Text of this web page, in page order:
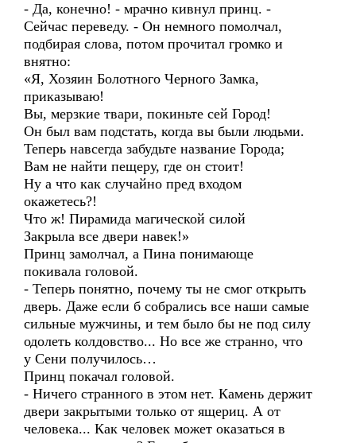
- Да, конечно! - мрачно кивнул принц. -
Сейчас переведу. - Он немного помолчал,
подбирая слова, потом прочитал громко и
внятно:
«Я, Хозяин Болотного Черного Замка,
приказываю!
Вы, мерзкие твари, покиньте сей Город!
Он был вам подстать, когда вы были людьми.
Теперь навсегда забудьте название Города;
Вам не найти пещеру, где он стоит!
Ну а что как случайно пред входом
окажетесь?!
Что ж! Пирамида магической силой
Закрыла все двери навек!»
Принц замолчал, а Пина понимающе
покивала головой.
- Теперь понятно, почему ты не смог открыть
дверь. Даже если б собрались все наши самые
сильные мужчины, и тем было бы не под силу
одолеть колдовство... Но все же странно, что
у Сени получилось…
Принц покачал головой.
- Ничего странного в этом нет. Камень держит
двери закрытыми только от ящериц. А от
человека... Как человек может оказаться в